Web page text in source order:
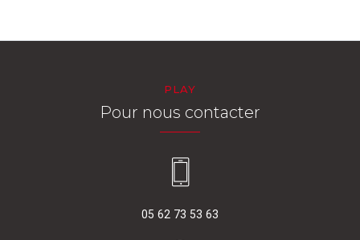
PLAY
Pour nous contacter
05 62 73 53 63